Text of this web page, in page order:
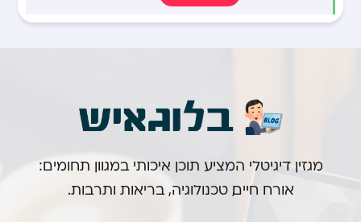
מגזין דיגיטלי המציע תוכן איכותי במגוון תחומים:
אורח חיים, טכנולוגיה, בריאות ותרבות.